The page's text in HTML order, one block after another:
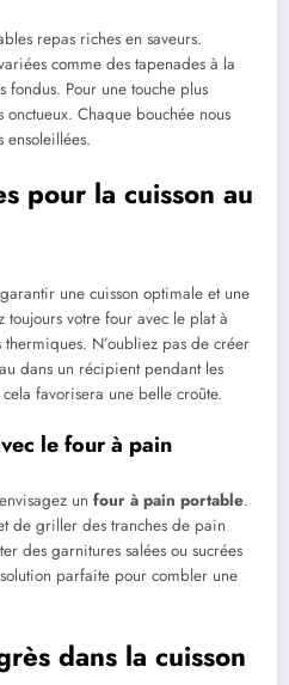
repas riches en saveurs.
comme des tapenades à la
fondus. Pour une touche plus
Chaque bouchée nous
pour la cuisson au
une cuisson optimale et une
toujours votre four avec le plat à
N’oubliez pas de créer
dans un récipient pendant les
favorisera une belle croûte.
le four à pain
un four à pain portable.
de griller des tranches de pain
des garnitures salées ou sucrées
parfaite pour combler une
dans la cuisson